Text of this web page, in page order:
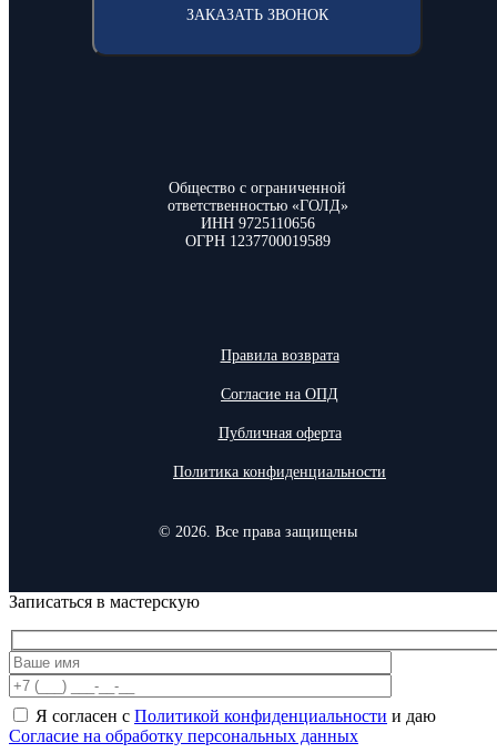
ЗАКАЗАТЬ ЗВОНОК
Общество с ограниченной
ответственностью «ГОЛД»
ИНН 9725110656
ОГРН 1237700019589
Правила возврата
Согласие на ОПД
Публичная оферта
Политика конфиденциальности
© 2026. Все права защищены
Записаться в мастерскую
Я согласен с Политикой конфиденциальности и даю
Согласие на обработку персональных данных